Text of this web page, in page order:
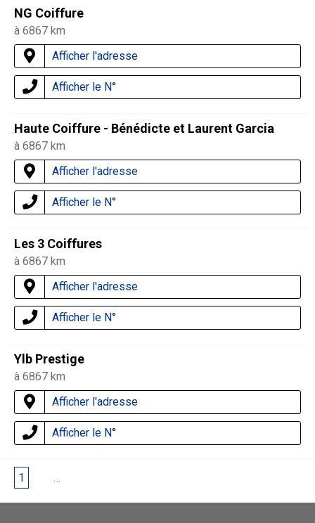
NG Coiffure
à 6867 km
Afficher l'adresse
Afficher le N°
Haute Coiffure - Bénédicte et Laurent Garcia
à 6867 km
Afficher l'adresse
Afficher le N°
Les 3 Coiffures
à 6867 km
Afficher l'adresse
Afficher le N°
Ylb Prestige
à 6867 km
Afficher l'adresse
Afficher le N°
1 …